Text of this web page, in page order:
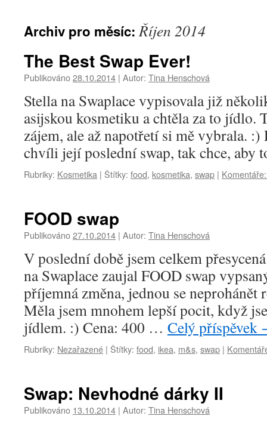
webu
Archiv pro měsíc:Říjen 2014
The Best Swap Ever!
Publikováno28.10.2014 | Autor: Tina Henschová
Stella na Swaplace vypisovala již
asijskou kosmetiku a chtěla za to jídlo.
zájem, ale až napotřetí si mě vybrala. :)
chvíli její poslední swap, tak chce,
Rubriky: Kosmetika | Štítky: food, kosmetika, swap |
FOOD swap
Publikováno27.10.2014 | Autor: Tina Henschová
V poslední době jsem celkem
na Swaplace zaujal FOOD swap
příjemná změna, jednou se neprohánět
Měla jsem mnohem lepší pocit, když
jídlem. :) Cena: 400 … Celý příspěvek
Rubriky: Nezařazené | Štítky: food, ikea, m&s, swap |
Swap: Nevhodné dárky II
Publikováno 13.10.2014 | Autor: Tina Henschová